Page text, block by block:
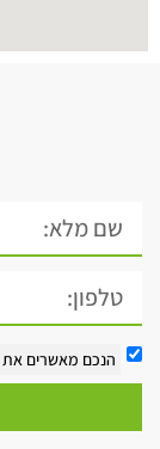
הנכם מאשרים את